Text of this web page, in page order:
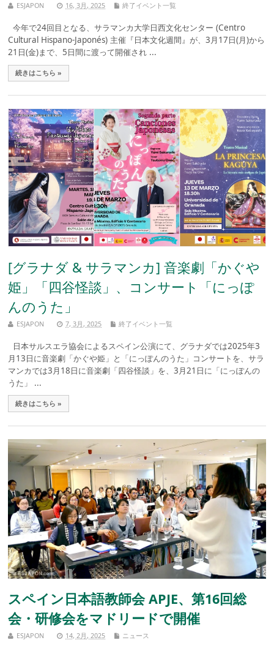
ESJAPON 16, 3月, 2025 終了イベント一覧
今年で24回目となる、サラマンカ大学日西文化センター (Centro
Cultural Hispano-Japonés) 主催『日本文化週間』が、3月17日(月)から
21日(金)まで、5日間に渡って開催され ...
続きはこちら »
[グラナダ & サラマンカ] 音楽劇「かぐや
姫」「四谷怪談」、コンサート「にっぽ
んのうた」
ESJAPON 7, 3月, 2025 終了イベント一覧
日本サルスエラ協会によるスペイン公演にて、グラナダでは2025年3
月13日に音楽劇「かぐや姫」と「にっぽんのうた」コンサートを、サラ
マンカでは3月18日に音楽劇「四谷怪談」を、3月21日に「にっぽんの
うた」 ...
続きはこちら »
スペイン日本語教師会 APJE、第16回総
会・研修会をマドリードで開催
ESJAPON 14, 2月, 2025 ニュース